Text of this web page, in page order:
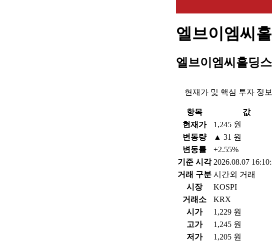
엘브이엠씨
엘브이엠씨홀딩
현재가 및 핵심 투자 정보
항목
값
현재가
1,245 원
변동량
▲ 31 원
변동률
+2.55%
기준 시각 2026.08.07
거래 구분 시간외 거래
시장
KOSPI
거래소
KRX
시가
1,229 원
고가
1,245 원
저가
1,205 원